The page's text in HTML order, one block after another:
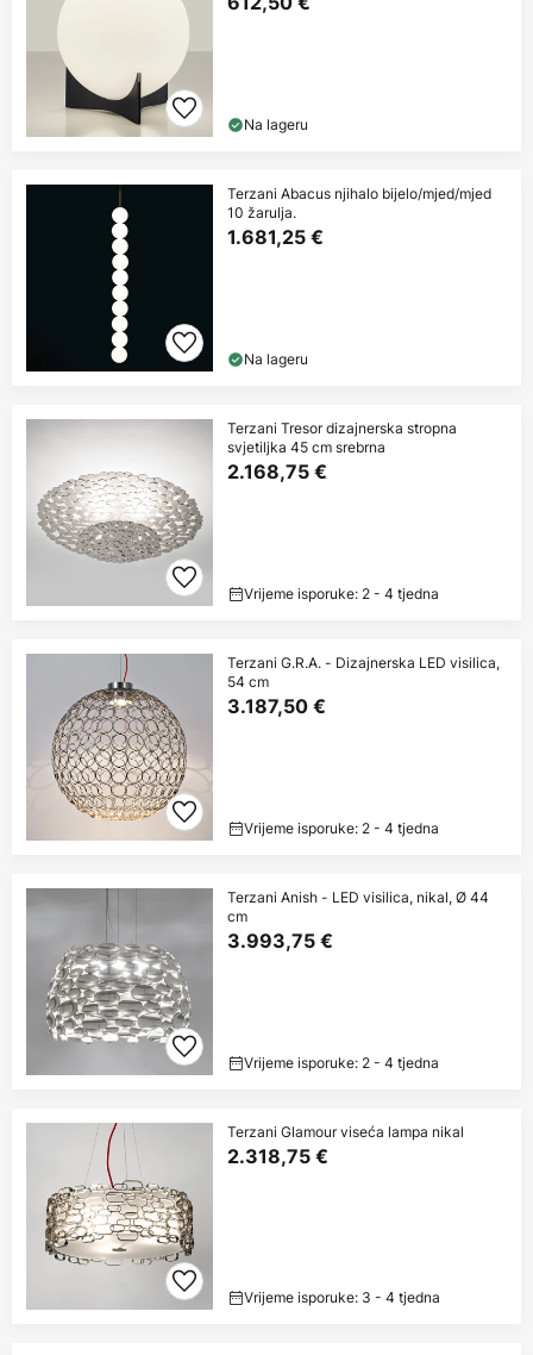
Na lageru
Terzani Abacus njihalo bijelo/mjed/mjed
10 žarulja.
1.681,25 €
Na lageru
Terzani Tresor dizajnerska stropna
svjetiljka 45 cm srebrna
2.168,75 €
Vrijeme isporuke: 2 - 4 tjedna
Terzani G.R.A. - Dizajnerska LED visilica,
54 cm
3.187,50 €
Vrijeme isporuke: 2 - 4 tjedna
Terzani Anish - LED visilica, nikal, Ø 44
cm
3.993,75 €
Vrijeme isporuke: 2 - 4 tjedna
Terzani Glamour viseća lampa nikal
2.318,75 €
Vrijeme isporuke: 3 - 4 tjedna